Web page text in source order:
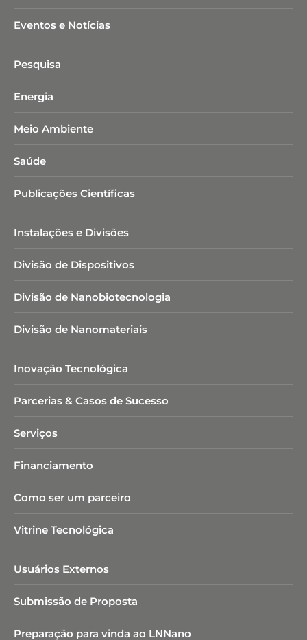
Eventos e Notícias
Pesquisa
Energia
Meio Ambiente
Saúde
Publicações Científicas
Instalações e Divisões
Divisão de Dispositivos
Divisão de Nanobiotecnologia​
Divisão de Nanomateriais
Inovação Tecnológica
Parcerias & Casos de Sucesso
Serviços
Financiamento
Como ser um parceiro
Vitrine Tecnológica
Usuários Externos
Submissão de Proposta
Preparação para vinda ao LNNano